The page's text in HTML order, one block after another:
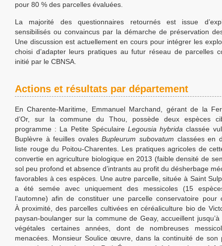
pour 80 % des parcelles évaluées.
La majorité des questionnaires retournés est issue
sensibilisés ou convaincus par la démarche de préservation
Une discussion est actuellement en cours pour intégrer les
choisi d’adapter leurs pratiques au futur réseau de parcelles
initié par le CBNSA.
Actions et résultats par département
En Charente-Maritime, Emmanuel Marchand, gérant de la
d’Or, sur la commune du Thou, possède deux espèces
programme : La Petite Spéculaire Legousia hybrida classée
Buplèvre à feuilles ovalesBupleurum subovatum classées en
liste rouge du Poitou-Charentes. Les pratiques agricoles de
convertie en agriculture biologique en 2013 (faible densité de
sol peu profond et absence d’intrants au profit du désherbage
favorables à ces espèces. Une autre parcelle, située à Saint
a été semée avec uniquement des messicoles (15
l’automne) afin de constituer une parcelle conservatoire pour
À proximité, des parcelles cultivées en céréaliculture bio de
paysan-boulanger sur la commune de Geay, accueillent
végétales certaines années, dont de nombreuses
menacées. Monsieur Soulice œuvre, dans la continuité de son